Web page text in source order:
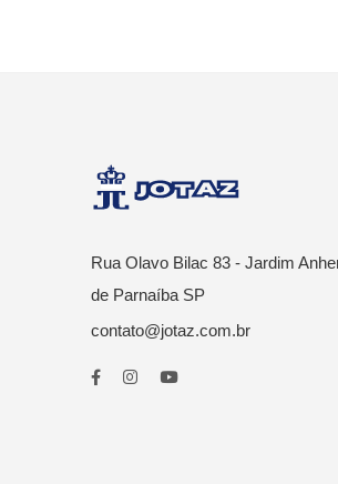
Rua Olavo Bilac 83 - Jardim
de Parnaíba SP
contato@jotaz.com.br